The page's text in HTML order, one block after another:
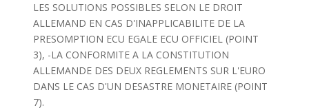
LES SOLUTIONS POSSIBLES SELON LE DROIT
ALLEMAND EN CAS D'INAPPLICABILITE DE LA
PRESOMPTION ECU EGALE ECU OFFICIEL (POINT
3), -LA CONFORMITE A LA CONSTITUTION
ALLEMANDE DES DEUX REGLEMENTS SUR L'EURO
DANS LE CAS D'UN DESASTRE MONETAIRE (POINT
7).